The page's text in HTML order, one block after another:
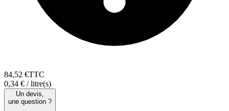
84,52 €TTC
0,34 € / litre(s)
Un devis,
une question ?